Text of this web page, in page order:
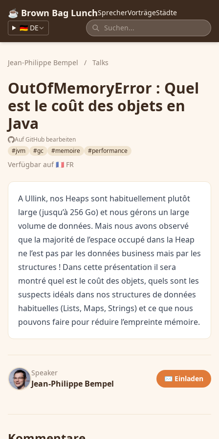
☕ Brown Bag LunchSprecherVorträgeStädte
🇩🇪 DE
Jean-Philippe Bempel / Talks
OutOfMemoryError : Quel
est le coût des objets en
Java
Auf GitHub bearbeiten
#jvm
#gc #memoire #performance
Verfügbar auf🇫🇷 FR
A Ullink, nos Heaps sont habituellement plutôt
large (jusqu’à 256 Go) et nous gérons un large
volume de données. Mais nous avons observé
que la majorité de l’espace occupé dans la Heap
ne l’est pas par les données business mais par les
structures ! Dans cette présentation il sera
montré quel est le coût des objets, quels sont les
suspects idéals dans nos structures de données
habituelles (Lists, Maps, Strings) et ce que nous
pouvons faire pour réduire l’empreinte mémoire.
Speaker
Jean-Philippe Bempel ✉️ Einladen